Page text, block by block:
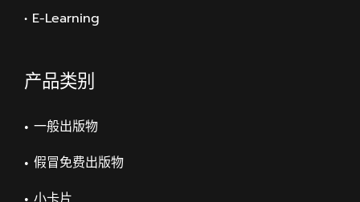
• E-Learning
产品类别
一般出版物
假冒免费出版物